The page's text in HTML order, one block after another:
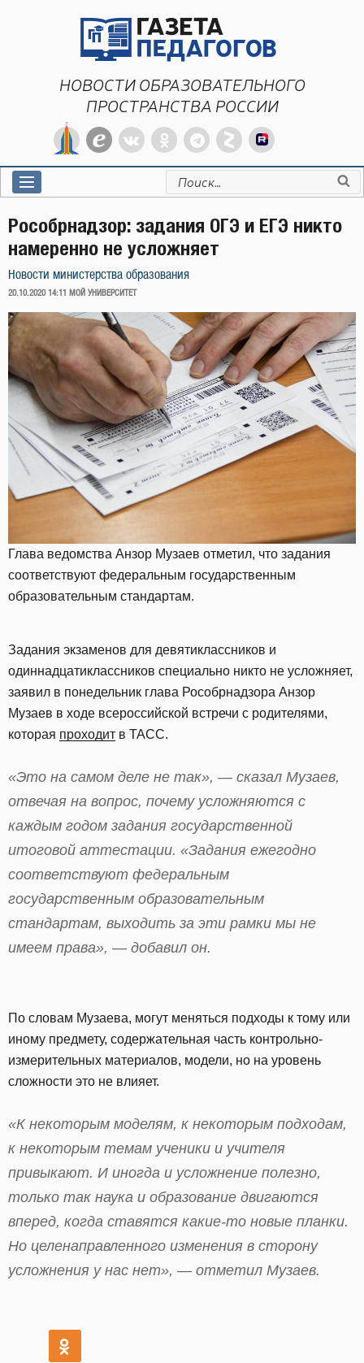
НОВОСТИ ОБРАЗОВАТЕЛЬНОГО
ПРОСТРАНСТВА РОССИИ
Искать:
Рособрнадзор: задания ОГЭ и ЕГЭ никто
намеренно не усложняет
Новости министерства образования
ОПУБЛИКОВАНО
20.10.2020 14:11 МОЙ УНИВЕРСИТЕТ
Глава ведомства Анзор Музаев отметил, что задания
соответствуют федеральным государственным
образовательным стандартам.
Задания экзаменов для девятиклассников и
одиннадцатиклассников специально никто не усложняет,
заявил в понедельник глава Рособрнадзора Анзор
Музаев в ходе всероссийской встречи с родителями,
которая проходит в ТАСС.
«Это на самом деле не так», — сказал Музаев,
отвечая на вопрос, почему усложняются с
каждым годом задания государственной
итоговой аттестации. «Задания ежегодно
соответствуют федеральным
государственным образовательным
стандартам, выходить за эти рамки мы не
имеем права», — добавил он.
По словам Музаева, могут меняться подходы к тому или
иному предмету, содержательная часть контрольно-
измерительных материалов, модели, но на уровень
сложности это не влияет.
«К некоторым моделям, к некоторым подходам,
к некоторым темам ученики и учителя
привыкают. И иногда и усложнение полезно,
только так наука и образование двигаются
вперед, когда ставятся какие-то новые планки.
Но целенаправленного изменения в сторону
усложнения у нас нет», — отметил Музаев.